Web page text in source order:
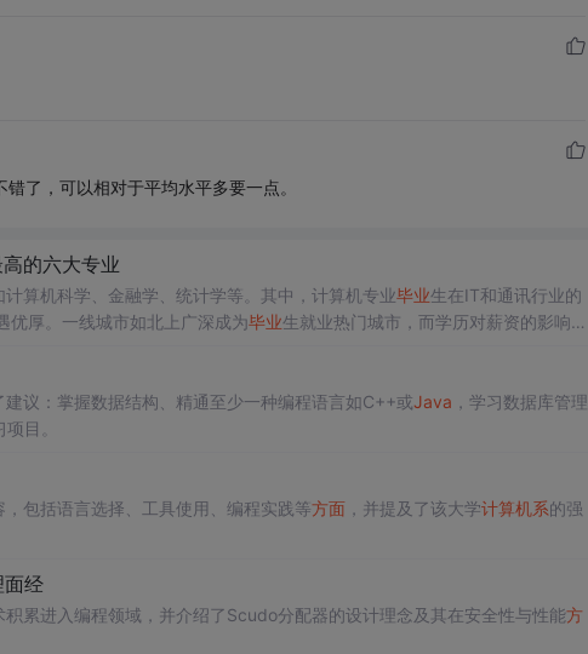
了，可以相对于平均水平多要一点。
的六大专业
算机科学、金融学、统计学等。其中，计算机专业毕业生在IT和通讯行业的
优厚。一线城市如北上广深成为毕业生就业热门城市，而学历对薪资的影响逐
议：掌握数据结构、精通至少一种编程语言如C++或Java ，学习数据库管理
目。
包括语言选择、工具使用、编程实践等方面，并提及了该大学计算机系的强
经
累进入编程领域，并介绍了Scudo分配器的设计理念及其在安全性与性能方